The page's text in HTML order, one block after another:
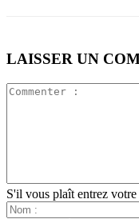
LAISSER UN
S'il vous plaît entrez